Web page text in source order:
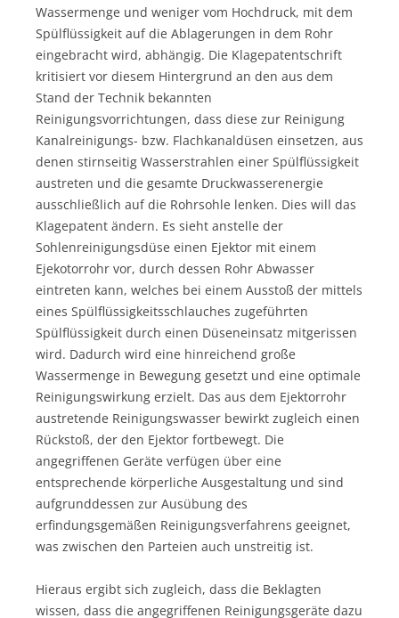
Wassermenge und weniger vom Hochdruck, mit dem
Spülflüssigkeit auf die Ablagerungen in dem Rohr
eingebracht wird, abhängig. Die Klagepatentschrift
kritisiert vor diesem Hintergrund an den aus dem
Stand der Technik bekannten
Reinigungsvorrichtungen, dass diese zur Reinigung
Kanalreinigungs- bzw. Flachkanaldüsen einsetzen, aus
denen stirnseitig Wasserstrahlen einer Spülflüssigkeit
austreten und die gesamte Druckwasserenergie
ausschließlich auf die Rohrsohle lenken. Dies will das
Klagepatent ändern. Es sieht anstelle der
Sohlenreinigungsdüse einen Ejektor mit einem
Ejekotorrohr vor, durch dessen Rohr Abwasser
eintreten kann, welches bei einem Ausstoß der mittels
eines Spülflüssigkeitsschlauches zugeführten
Spülflüssigkeit durch einen Düseneinsatz mitgerissen
wird. Dadurch wird eine hinreichend große
Wassermenge in Bewegung gesetzt und eine optimale
Reinigungswirkung erzielt. Das aus dem Ejektorrohr
austretende Reinigungswasser bewirkt zugleich einen
Rückstoß, der den Ejektor fortbewegt. Die
angegriffenen Geräte verfügen über eine
entsprechende körperliche Ausgestaltung und sind
aufgrunddessen zur Ausübung des
erfindungsgemäßen Reinigungsverfahrens geeignet,
was zwischen den Parteien auch unstreitig ist.
Hieraus ergibt sich zugleich, dass die Beklagten
wissen, dass die angegriffenen Reinigungsgeräte dazu